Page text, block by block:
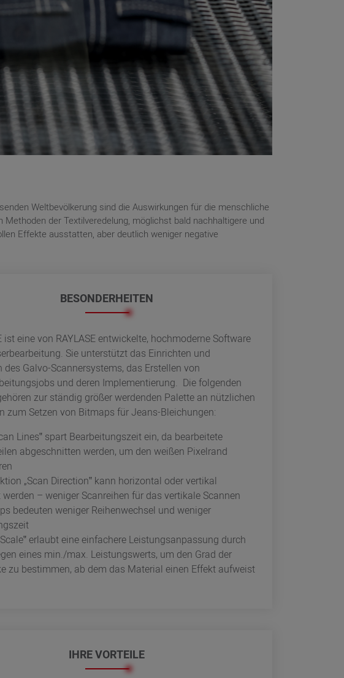
Weltbevölkerung sind die Auswirkungen für die menschliche
der Textilveredelung, möglichst bald nachhaltigere und
Effekte ausstatten, aber deutlich weniger negative
BESONDERHEITEN
ist eine von RAYLASE entwickelte, hochmoderne Software
Sie unterstützt das Einrichten und
des Galvo-Scannersystems, das Erstellen von
und deren Implementierung. Die folgenden
zur ständig größer werdenden Palette an nützlichen
zum Setzen von Bitmaps für Jeans-Bleichungen:
Lines‟ spart Bearbeitungszeit ein, da bearbeitete
abgeschnitten werden, um den weißen Pixelrand
„Scan Direction‟ kann horizontal oder vertikal
– weniger Scanreihen für das vertikale Scannen
bedeuten weniger Reihenwechsel und weniger
erlaubt eine einfachere Leistungsanpassung durch
eines min./max. Leistungswerts, um den Grad der
zu bestimmen, ab dem das Material einen Effekt aufweist
IHRE VORTEILE